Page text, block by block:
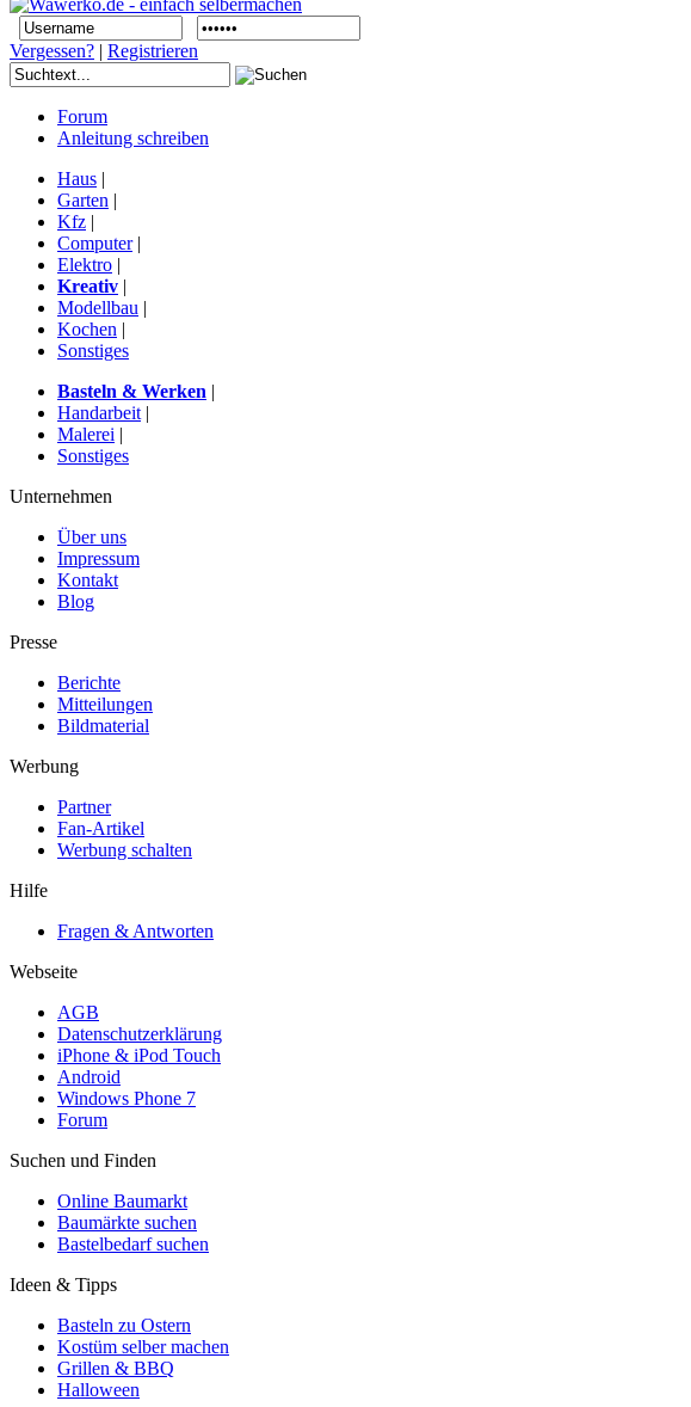
Vergessen? | Registrieren
Forum
Anleitung schreiben
Haus |
Garten |
Kfz |
Computer|
Elektro |
Kreativ |
Modellbau |
Kochen |
Sonstiges
Basteln & Werken |
Handarbeit |
Malerei |
Sonstiges
Unternehmen
Über uns
Impressum
Kontakt
Blog
Presse
Berichte
Mitteilungen
Bildmaterial
Werbung
Partner
Fan-Artikel
Werbung schalten
Hilfe
Fragen & Antworten
Webseite
AGB
Datenschutzerklärung
iPhone & iPod Touch
Android
Windows Phone 7
Forum
Suchen und Finden
Online Baumarkt
Baumärkte suchen
Bastelbedarf suchen
Ideen & Tipps
Basteln zu Ostern
Kostüm selber machen
Grillen & BBQ
Halloween